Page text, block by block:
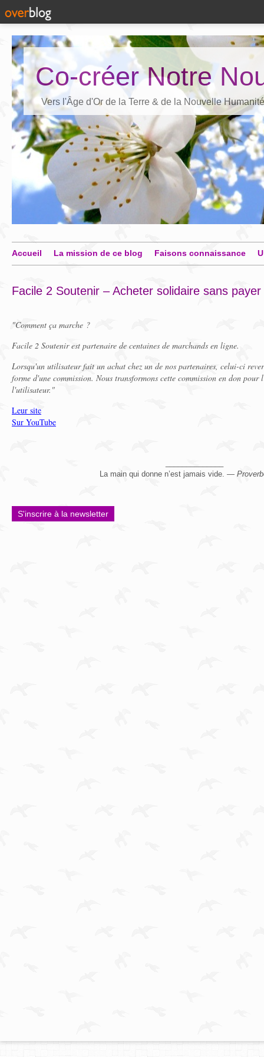
Co-créer Notre
Vers l'Âge d'Or de la Terre & de la Nouvelle Humanité
Accueil La mission de ce blog Faisons connaissance
Facile 2 Soutenir – Acheter solidaire sans
"Comment ça marche ?
Facile 2 Soutenir est partenaire de centaines de marchands en ligne.
Lorsqu'un utilisateur fait un achat chez un de nos partenaires, celui-ci
forme d'une commission. Nous transformons cette commission en don
l'utilisateur."
Leur site
Sur YouTube
La main qui donne n’est jamais vide. —
S'inscrire à la newsletter